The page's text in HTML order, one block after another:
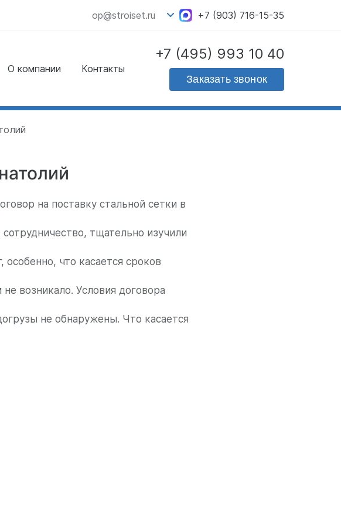
+7 (903) 716-15-35
op@stroiset.ru
+7 (495) 993 10 40
Заказать звонок
О компании Контакты
Скачать прайс - лист
на продукцию
на поставку стальной сетки в
тщательно изучили
особенно, что касается сроков
возникало. Условия договора
не обнаружены. Что касается